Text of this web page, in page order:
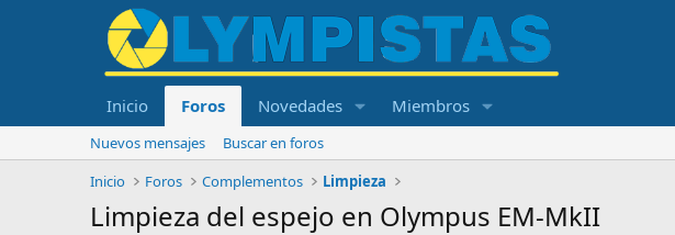
Inicio Foros Novedades Miembros
Nuevos mensajes
Buscar en foros
Inicio
Foros Complementos Limpieza
Limpieza del espejo en Olympus EM-MkII